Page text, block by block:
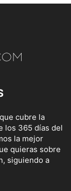
cubre la
los 365 días del
la mejor
quieras sobre
siguiendo a